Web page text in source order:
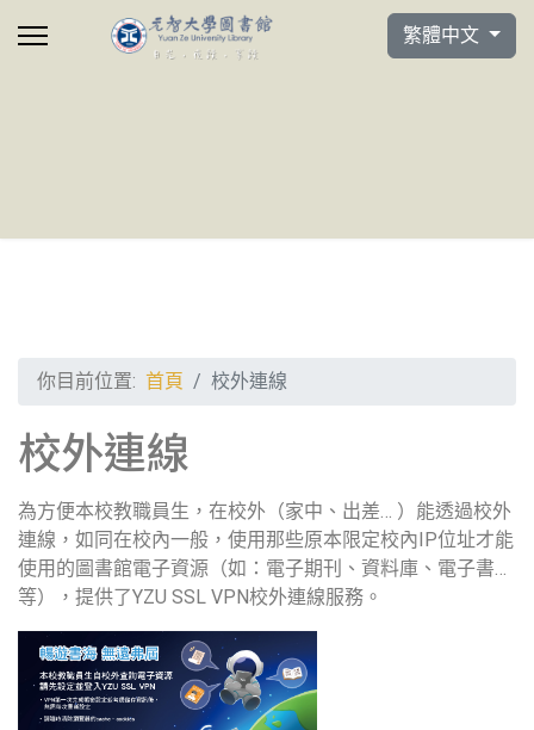
選擇你的語言
繁體中文
你目前位置: 首頁 校外連線
校外連線
為方便本校教職員生，在校外（家中、出差… ）能透過校外
連線，如同在校內一般，使用那些原本限定校內IP位址才能
使用的圖書館電子資源（如：電子期刊、資料庫、電子書…
等），提供了YZU SSL VPN校外連線服務。